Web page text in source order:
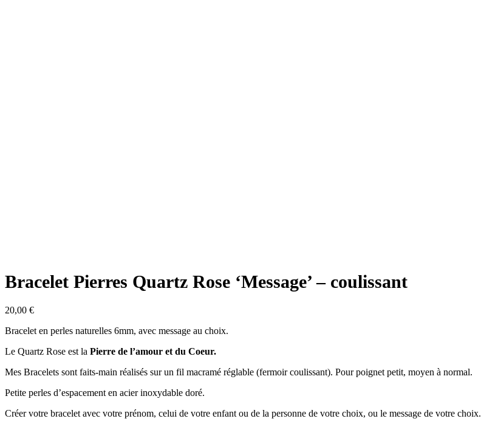
Bracelet Pierres Quartz Rose ‘Message’ – coulissant
20,00 €
Bracelet en perles naturelles 6mm, avec message au choix.
Le Quartz Rose est la Pierre de l’amour et du Coeur.
Mes Bracelets sont faits-main réalisés sur un fil macramé réglable (fermoir coulissant). Pour poignet petit, moyen à normal.
Petite perles d’espacement en acier inoxydable doré.
Créer votre bracelet avec votre prénom, celui de votre enfant ou de la personne de votre choix, ou le message de votre choix.